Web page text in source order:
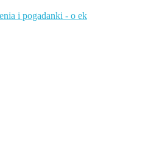
i pogadanki - o ek